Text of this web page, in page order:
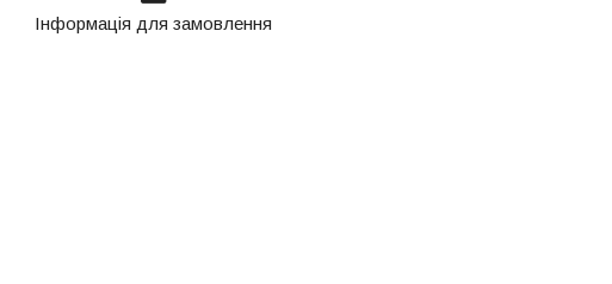
Інформація для замовлення